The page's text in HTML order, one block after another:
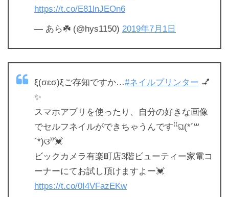
https://t.co/E81lnJEOn6
— あら☘️ (@hys1150) 2019年7月1日
ξ(σεσ)ξご存知ですか…#ネイルプリンター 💅
✨
スマホアプリを使ったり、自分の好きな画像
でセルフネイルができちゃうんです⁽⁽ଘ(*´꒳
`*)ଓ⁾⁾💓
ビックカメラ有楽町店3階ビューティー家電コ
ーナーにてお試し頂けますよー💓
https://t.co/0I4VFazEKw